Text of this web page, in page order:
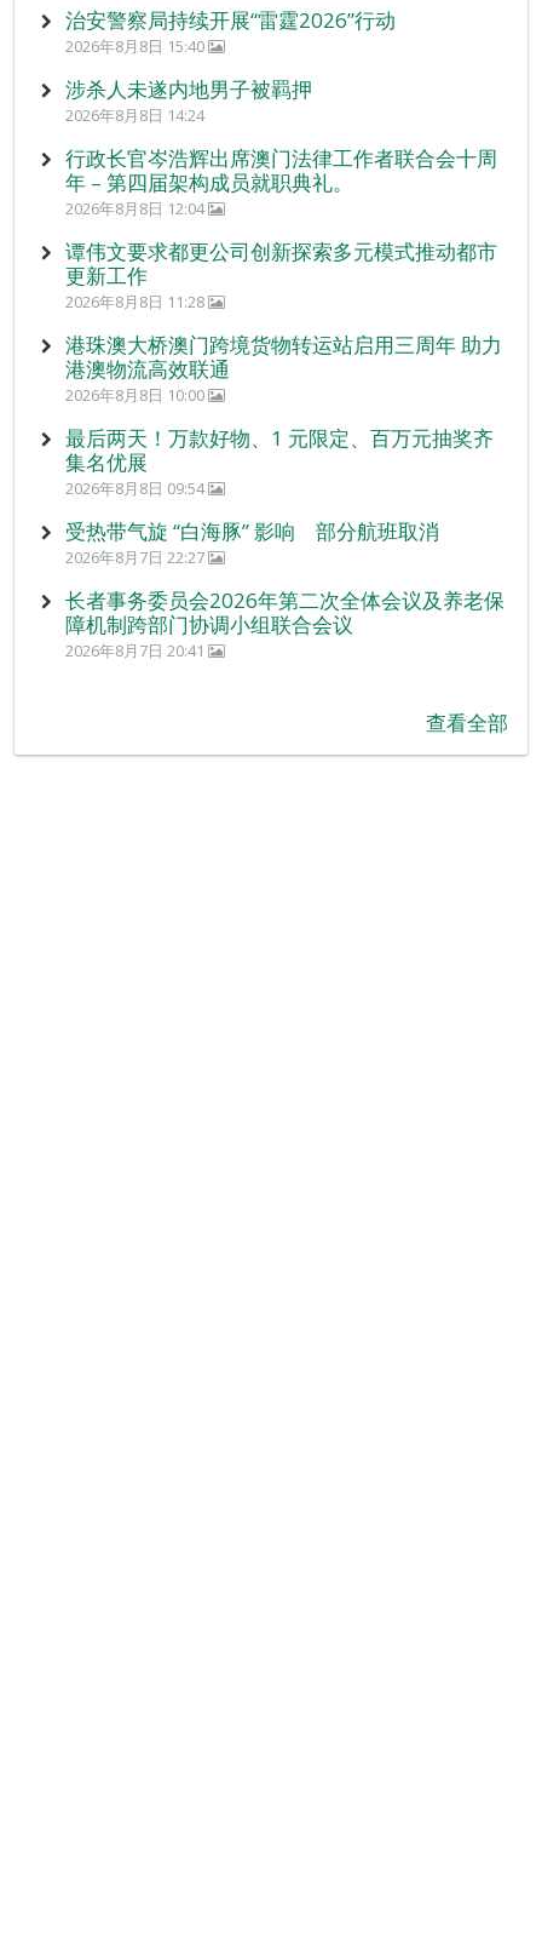
治安警察局持续开展“雷霆2026”行动
2026年8月8日 15:40
涉杀人未遂内地男子被羁押
2026年8月8日 14:24
行政长官岑浩辉出席澳门法律工作者联合会十周
年 – 第四届架构成员就职典礼。
2026年8月8日 12:04
谭伟文要求都更公司创新探索多元模式推动都市
更新工作
2026年8月8日 11:28
港珠澳大桥澳门跨境货物转运站启用三周年 助力
港澳物流高效联通
2026年8月8日 10:00
最后两天！万款好物、1 元限定、百万元抽奖齐
集名优展
2026年8月8日 09:54
受热带气旋 “白海豚” 影响 部分航班取消
2026年8月7日 22:27
长者事务委员会2026年第二次全体会议及养老保
障机制跨部门协调小组联合会议
2026年8月7日 20:41
查看全部